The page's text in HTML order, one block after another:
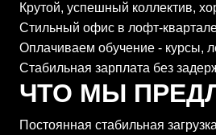
Крутой, успешный коллектив,
Стильный офис в лофт-
Оплачиваем обучение - курсы,
Стабильная зарплата без
ЧТО МЫ
Постоянная стабильная